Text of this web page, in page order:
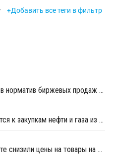
+Добавить все теги в фильтр
Минфин предложил включить в норматив биржевых продаж топлива реализацию по договорам, устанавливаемым правительством
В ЕК заявили, что ЕС не вернется к закупкам нефти и газа из России
Промпроизводители РФ в марте снизили цены на товары на 1,5%